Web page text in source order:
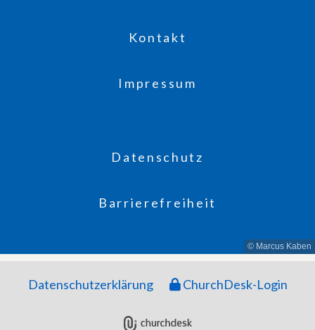
Kontakt
Impressum
Datenschutz
Barrierefreiheit
© Marcus Kaben
Datenschutzerklärung ChurchDesk-Login